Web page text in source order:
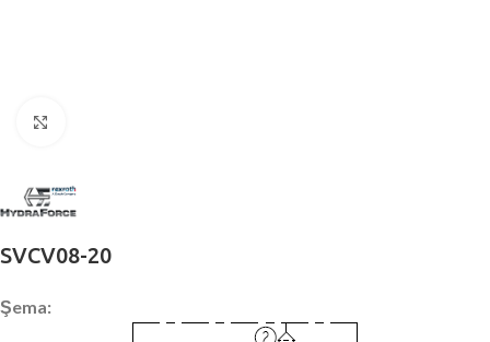
SVCV08-20
Şema: